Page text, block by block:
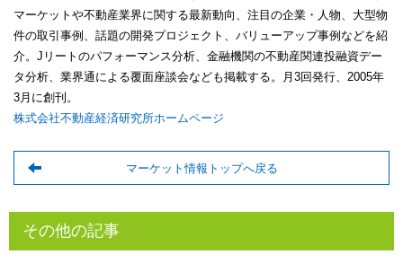
マーケットや不動産業界に関する最新動向、注目の企業・人物、大型物
件の取引事例、話題の開発プロジェクト、バリューアップ事例などを紹
介。Jリートのパフォーマンス分析、金融機関の不動産関連投融資デー
タ分析、業界通による覆面座談会なども掲載する。月3回発行、2005年
3月に創刊。
株式会社不動産経済研究所ホームページ
マーケット情報トップへ戻る
その他の記事